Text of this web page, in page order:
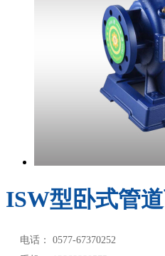
ISW型卧式管
电话：
0577-67370252